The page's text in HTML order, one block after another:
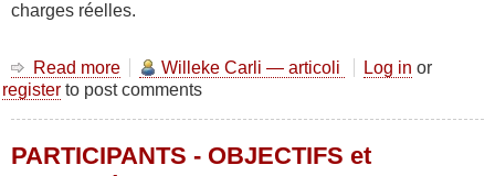
charges réelles.
Read more about
Ne
Fitness
Willeke Carli — articoli Log in or
register to post comments
PARTICIPANTS - OBJECTIFS et